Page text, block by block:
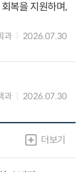
복을 지원하며,
과
2026.07.30
과
2026.07.30
더보기